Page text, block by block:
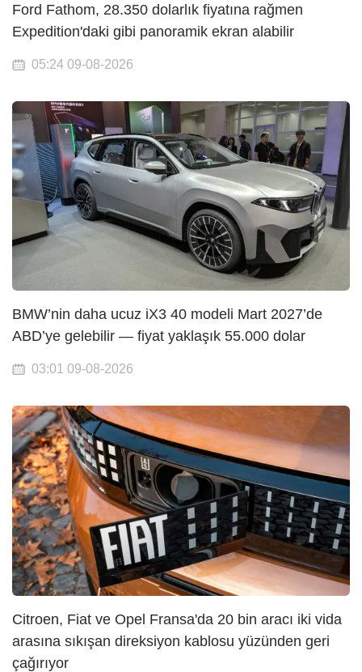
Ford Fathom, 28.350 dolarlık fiyatına rağmen
Expedition'daki gibi panoramik ekran alabilir
05:24 09-08-2026
BMW’nin daha ucuz iX3 40 modeli Mart 2027’de
ABD’ye gelebilir — fiyat yaklaşık 55.000 dolar
03:01 09-08-2026
Citroen, Fiat ve Opel Fransa'da 20 bin aracı iki vida
arasına sıkışan direksiyon kablosu yüzünden geri
çağırıyor